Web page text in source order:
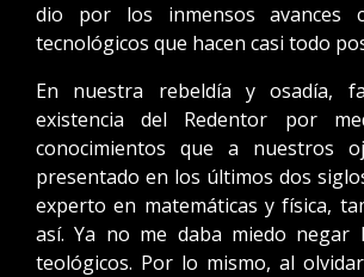
dio por los inmensos avances
tecnológicos que hacen casi todo
En nuestra rebeldía y osadía,
existencia del Redentor por
conocimientos que a nuestros
presentado en los últimos dos
experto en matemáticas y física,
así. Ya no me daba miedo negar
teológicos. Por lo mismo, al